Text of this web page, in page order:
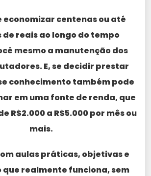
economizar centenas ou até
de reais ao longo do tempo
mesmo a manutenção dos
E, se decidir prestar
conhecimento também pode
em uma fonte de renda, que
R$2.000 a R$5.000 por mês ou
mais.
aulas práticas, objetivas e
que realmente funciona, sem